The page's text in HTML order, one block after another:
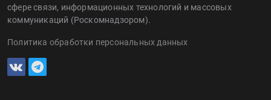
сфере связи, информационных технологий и массовых
коммуникаций (Роскомнадзором).
Политика обработки персональных данных